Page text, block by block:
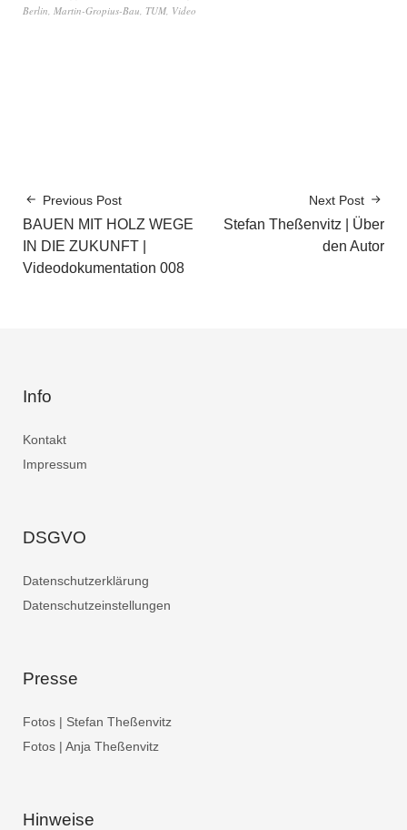
Berlin, Martin-Gropius-Bau, TUM, Video
Previous Post
BAUEN MIT HOLZ WEGE
IN DIE ZUKUNFT |
Videodokumentation 008
Next Post
Stefan Theßenvitz | Über
den Autor
Info
Kontakt
Impressum
DSGVO
Datenschutzerklärung
Datenschutzeinstellungen
Presse
Fotos | Stefan Theßenvitz
Fotos | Anja Theßenvitz
Hinweise